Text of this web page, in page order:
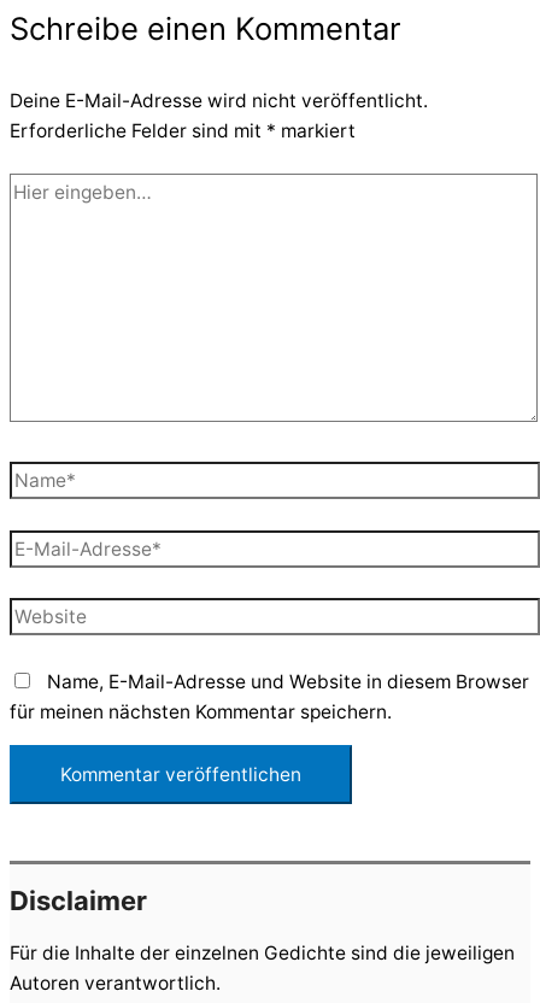
Schreibe einen Kommentar
Deine E-Mail-Adresse wird nicht veröffentlicht.
Erforderliche Felder sind mit * markiert
Hier
Name*
E-
Mail-
Adresse*
Website
Name, E-Mail-Adresse und Website in diesem Browser
für meinen nächsten Kommentar speichern.
Disclaimer
Für die Inhalte der einzelnen Gedichte sind die jeweiligen
Autoren verantwortlich.